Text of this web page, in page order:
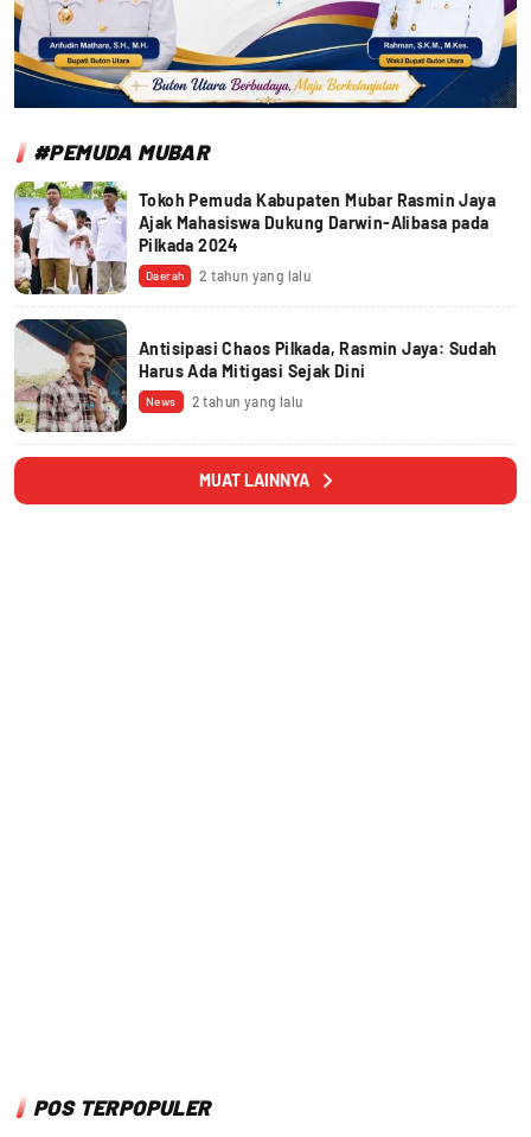
#PEMUDA MUBAR
Tokoh Pemuda Kabupaten Mubar Rasmin Jaya
Ajak Mahasiswa Dukung Darwin-Alibasa pada
Pilkada 2024
Daerah 2 tahun yang lalu
Antisipasi Chaos Pilkada, Rasmin Jaya: Sudah
Harus Ada Mitigasi Sejak Dini
News 2 tahun yang lalu
MUAT LAINNYA
POS TERPOPULER